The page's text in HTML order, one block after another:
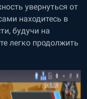
увернуться от
находитесь в
будучи на
легко продолжить